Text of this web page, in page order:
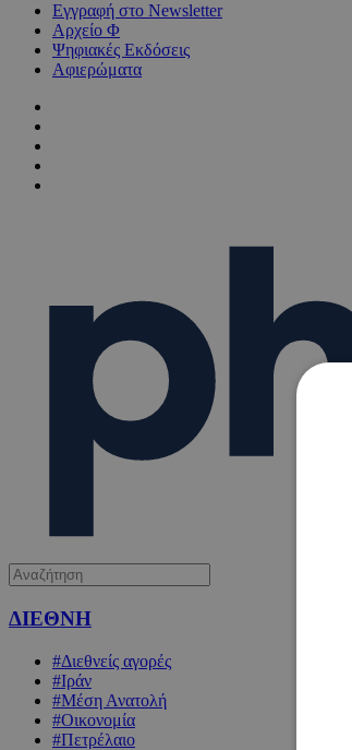
Εγγραφή στο Newsletter
Αρχείο Φ
Ψηφιακές Εκδόσεις
Αφιερώματα
ΔΙΕΘΝΗ
#Διεθνείς αγορές
#Ιράν
#Μέση Ανατολή
#Οικονομία
#Πετρέλαιο